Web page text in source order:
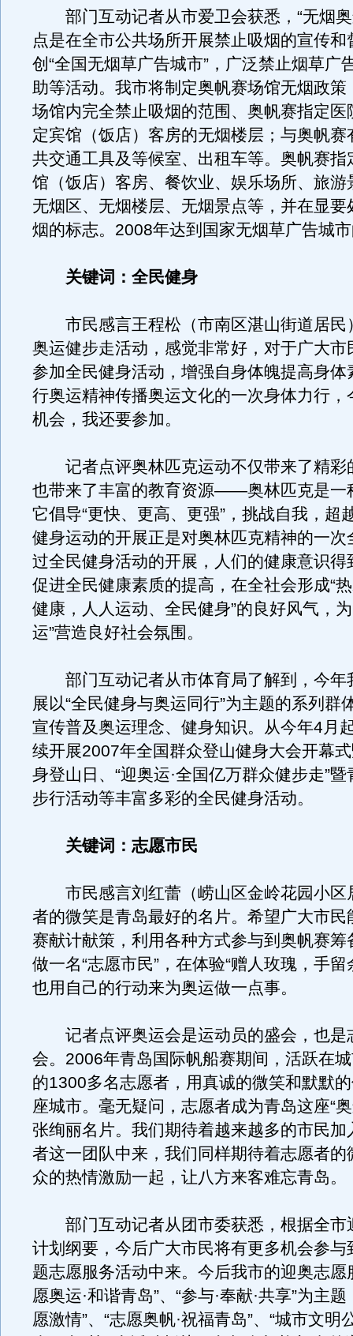
部门互动记者从市爱卫会获悉，“无烟奥
点是在全市公共场所开展禁止吸烟的宣传和
创“全国无烟草广告城市”，广泛禁止烟草广
助等活动。我市将制定奥帆赛场馆无烟政策
场馆内完全禁止吸烟的范围、奥帆赛指定医
定宾馆（饭店）客房的无烟楼层；与奥帆赛
共交通工具及等候室、出租车等。奥帆赛指
馆（饭店）客房、餐饮业、娱乐场所、旅游
无烟区、无烟楼层、无烟景点等，并在显要
烟的标志。2008年达到国家无烟草广告城
关键词：全民健身
市民感言王程松（市南区湛山街道居民
奥运健步走活动，感觉非常好，对于广大市
参加全民健身活动，增强自身体魄提高身体
行奥运精神传播奥运文化的一次身体力行，
机会，我还要参加。
记者点评奥林匹克运动不仅带来了精彩
也带来了丰富的教育资源——奥林匹克是一
它倡导“更快、更高、更强”，挑战自我，超
健身运动的开展正是对奥林匹克精神的一次
过全民健身活动的开展，人们的健康意识得
促进全民健康素质的提高，在全社会形成“
健康，人人运动、全民健身”的良好风气，
运”营造良好社会氛围。
部门互动记者从市体育局了解到，今年
展以“全民健身与奥运同行”为主题的系列群
宣传普及奥运理念、健身知识。从今年4月
续开展2007年全国群众登山健身大会开幕
身登山日、“迎奥运·全国亿万群众健步走”
步行活动等丰富多彩的全民健身活动。
关键词：志愿市民
市民感言刘红蕾（崂山区金岭花园小区
者的微笑是青岛最好的名片。希望广大市民
赛献计献策，利用各种方式参与到奥帆赛筹
做一名“志愿市民”，在体验“赠人玫瑰，手留
也用自己的行动来为奥运做一点事。
记者点评奥运会是运动员的盛会，也是
会。2006年青岛国际帆船赛期间，活跃在
的1300多名志愿者，用真诚的微笑和默默
座城市。毫无疑问，志愿者成为青岛这座“
张绚丽名片。我们期待着越来越多的市民加
者这一团队中来，我们同样期待着志愿者的
众的热情激励一起，让八方来客难忘青岛。
部门互动记者从团市委获悉，根据全市
计划纲要，今后广大市民将有更多机会参与
题志愿服务活动中来。今后我市的迎奥志愿
愿奥运·和谐青岛”、“参与·奉献·共享”为主
愿激情”、“志愿奥帆·祝福青岛”、“城市文明